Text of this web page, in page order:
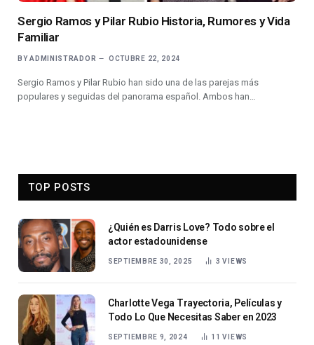
Sergio Ramos y Pilar Rubio Historia, Rumores y Vida
Familiar
BY ADMINISTRADOR OCTUBRE 22, 2024
Sergio Ramos y Pilar Rubio han sido una de las parejas más
populares y seguidas del panorama español. Ambos han…
TOP POSTS
¿Quién es Darris Love? Todo sobre el
actor estadounidense
SEPTIEMBRE 30, 2025 3VIEWS
Charlotte Vega Trayectoria, Películas y
Todo Lo Que Necesitas Saber en 2023
SEPTIEMBRE 9, 2024 11VIEWS